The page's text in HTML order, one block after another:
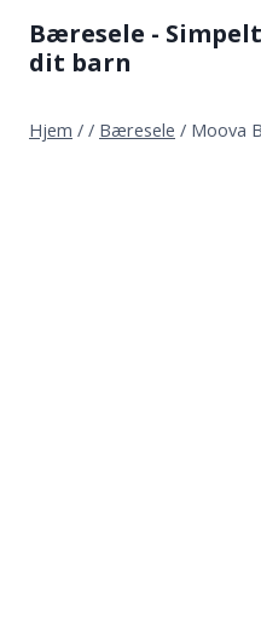
indhold
Bæresele -
dit barn
Hjem / / Bæresele / Moova